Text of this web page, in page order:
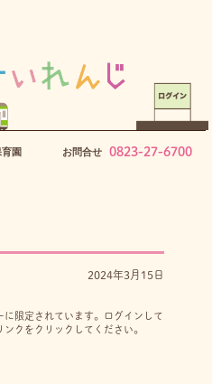
園 お問合せ 0823-27-6700
2024年3月15日
に限定されています。ログインして
クをクリックしてください。